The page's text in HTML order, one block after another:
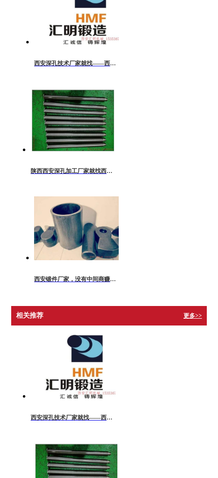
西安深孔技术厂家就找——西安汇明
陕西西安深孔加工厂家就找西安汇明机械
西安锻件厂家，没有中间商赚差价
相关推荐 更多>>
西安深孔技术厂家就找——西安汇明